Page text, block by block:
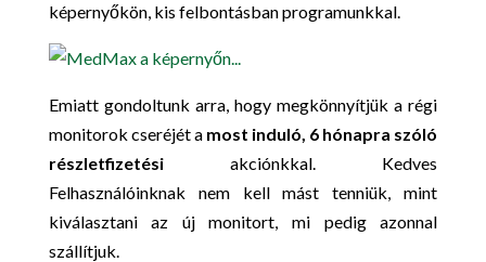
képernyőkön, kis felbontásban programunkkal.
Emiatt gondoltunk arra, hogy megkönnyítjük a régi
monitorok cseréjét a most induló, 6 hónapra szóló
részletfizetésiakciónkkal. Kedves
Felhasználóinknak nem kell mást tenniük, mint
kiválasztani az új monitort, mi pedig azonnal
szállítjuk.